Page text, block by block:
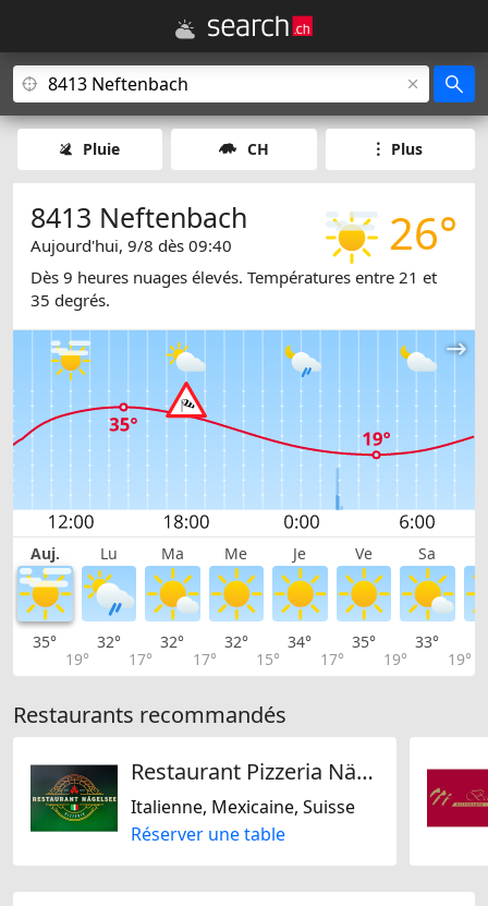
Pluie CH Plus
26°
8413 Neftenbach
Aujourd'hui, 9/8 dès 09:40
Dès 9 heures nuages élevés. Températures entre 21 et
35 degrés.
Auj. Lu Ma Me Je Ve Sa
35°
19°
32°
17°
32°
17°
32°
15°
34°
17°
35°
19°
33°
19°
Restaurants recommandés
Restaurant Pizzeria Nägelsee
Italienne, Mexicaine, Suisse
Réserver une table